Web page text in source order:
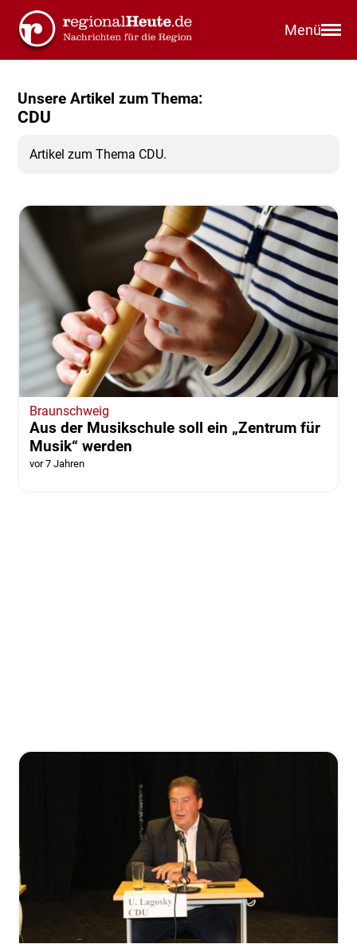
Menü
Unsere Artikel zum Thema:
CDU
Artikel zum Thema CDU.
Braunschweig
Aus der Musikschule soll ein „Zentrum für
Musik“ werden
vor 7 Jahren